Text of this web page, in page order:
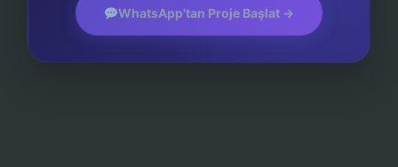
WhatsApp'tan Proje Başlat →